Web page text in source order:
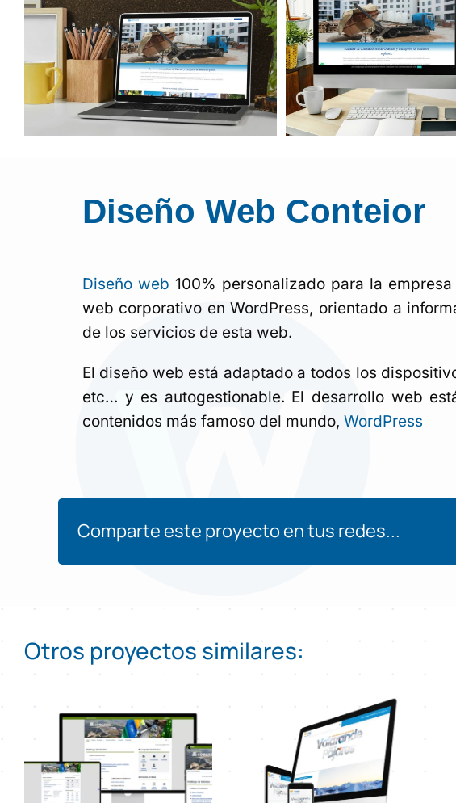
Diseño Web Conteior
Diseño web 100% personalizado para la empresa
web corporativo en WordPress, orientado a
de los servicios de esta web.
El diseño web está adaptado a todos los
etc… y es autogestionable. El desarrollo web
contenidos más famoso del mundo, WordPress
Comparte este proyecto en tus redes...
Otros proyectos similares: